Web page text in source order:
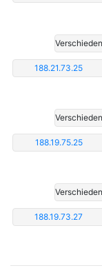
188.21.73.25
188.19.75.25
188.19.73.27